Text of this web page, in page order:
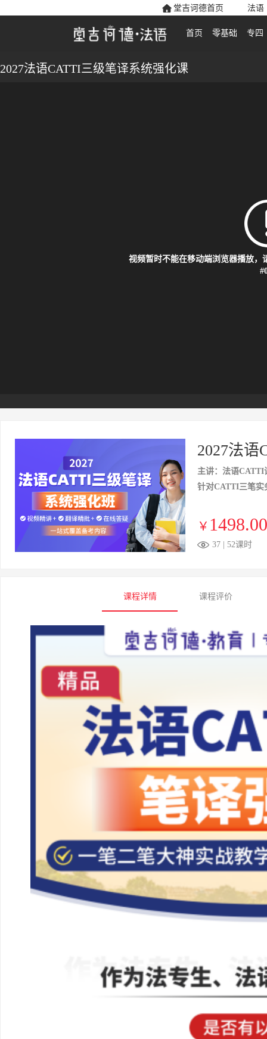
堂吉诃德首页 法语
首页 零基础 专四
2027法语CATTI三级笔译系统强化课
视频暂时不能在移动端浏览器播放，
2027法语
主讲：法语CATTI
针对CATTI三笔实
￥ 1498.00
37 | 52课时
课程详情 课程评价